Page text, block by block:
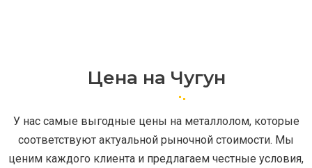
Цена на Чугун
У нас самые выгодные цены на металлолом, которые
соответствуют актуальной рыночной стоимости. Мы
ценим каждого клиента и предлагаем честные условия,